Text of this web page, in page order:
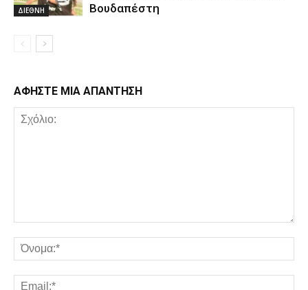
ΔΙΕΘΝΗ
Βουδαπέστη
ΑΦΗΣΤΕ ΜΙΑ ΑΠΑΝΤΗΣΗ